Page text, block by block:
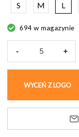
S M L
694 w magazynie
-
ASTANA
Wyściełana
+
WYCEŃ Z LOGO